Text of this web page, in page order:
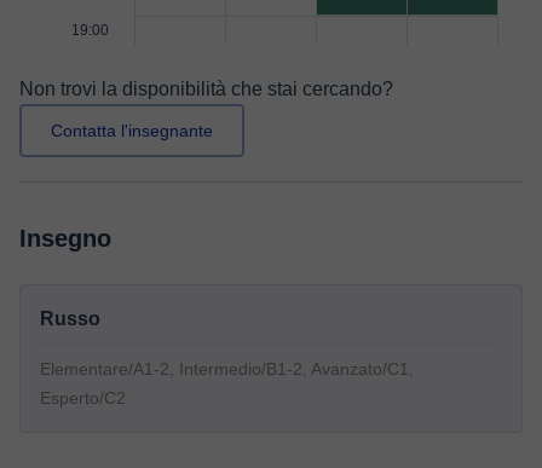
19:00
Non trovi la disponibilità che stai cercando?
Contatta l'insegnante
Insegno
Russo
Elementare/A1-2, Intermedio/B1-2, Avanzato/C1,
Esperto/C2